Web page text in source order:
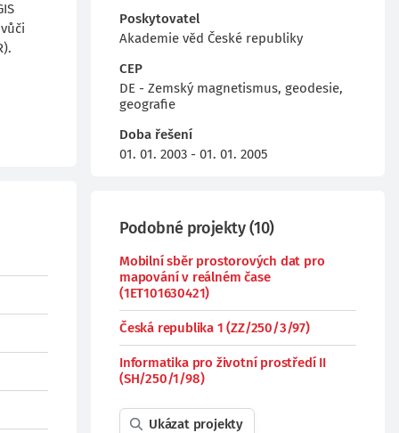
Poskytovatel
Akademie věd České republiky
CEP
DE - Zemský magnetismus, geodesie,
geografie
Doba řešení
01. 01. 2003 - 01. 01. 2005
Podobné projekty(10)
Mobilní sběr prostorových dat pro
mapování v reálném čase
(1ET101630421)
Česká republika 1 (ZZ/250/3/97)
Informatika pro životní prostředí II
(SH/250/1/98)
Ukázat projekty